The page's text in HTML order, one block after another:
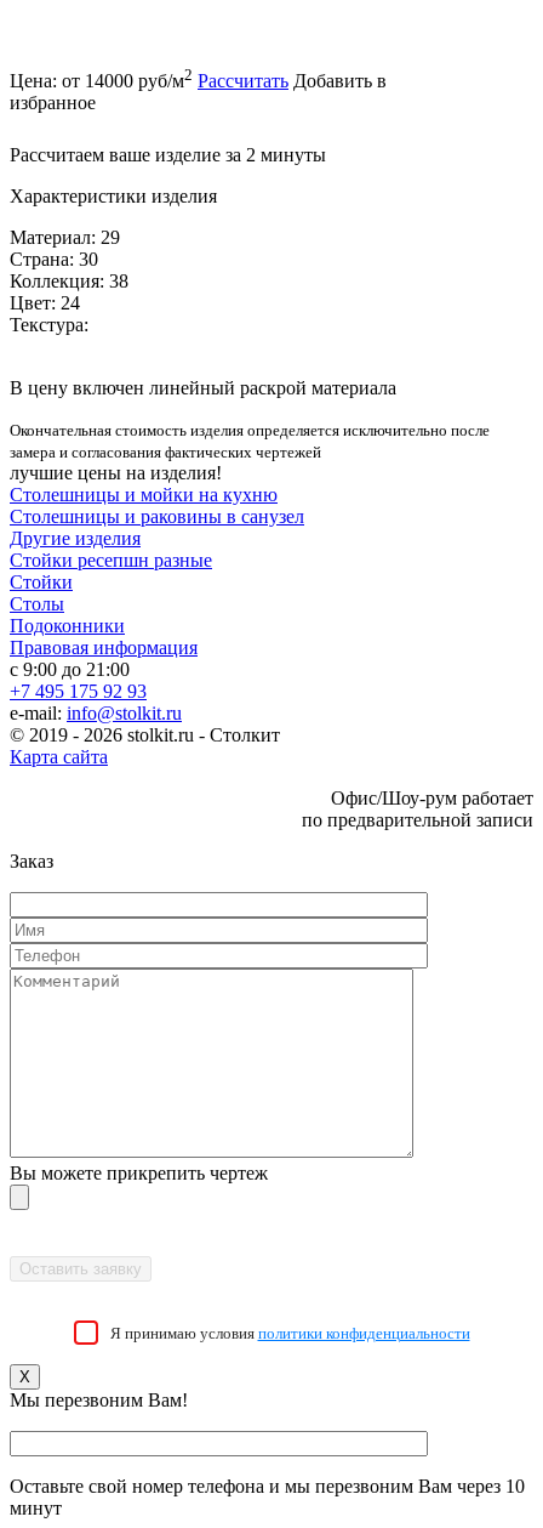
Цена: от 14000 руб/м2 Рассчитать Добавить в
избранное
Рассчитаем ваше изделие за 2 минуты
Характеристики изделия
Материал: 29
Страна: 30
Коллекция: 38
Цвет: 24
Текстура:
В цену включен линейный раскрой материала
Окончательная стоимость изделия определяется исключительно после
замера и согласования фактических чертежей
лучшие цены на изделия!
Столешницы и мойки на кухню
Столешницы и раковины в санузел
Другие изделия
Стойки ресепшн разные
Стойки
Столы
Подоконники
Правовая информация
с 9:00 до 21:00
+7 495 175 92 93
e-mail: info@stolkit.ru
© 2019 - 2026 stolkit.ru - Столкит
Карта сайта
Офис/Шоу-рум работает
по предварительной записи
Заказ
Вы можете прикрепить чертеж
Я принимаю условия политики конфиденциальности
X
Мы перезвоним Вам!
Оставьте свой номер телефона и мы перезвоним Вам через 10
минут